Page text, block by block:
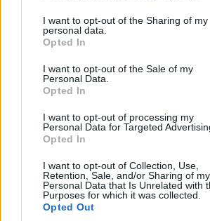
not limited to your visit or usage
grant or deny consent to Google and its
use your data for below specified
consent section.
I want to opt-out of the Sharing of my
personal data.
Opted In
I want to opt-out of the Sale of my
Personal Data.
Opted In
I want to opt-out of processing my
Personal Data for Targeted
Opted In
I want to opt-out of Collection, Use,
Retention, Sale, and/or Sharing of my
Personal Data that Is Unrelated with
Purposes for which it was collected.
Opted Out